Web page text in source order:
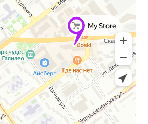
аксессуары
центр Apple в Самаре
Подарочные сертификаты
Аудио